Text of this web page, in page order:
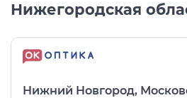
Нижегородская
Нижний Новгород,